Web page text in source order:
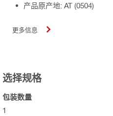
产品原产地: AT (0504)
更多信息
选择规格
包装数量
1